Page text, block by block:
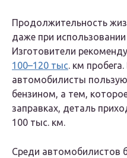
Продолжительность
даже при
Изготовители
100–120 тыс. км
автомобилисты
бензином, а тем,
заправках, деталь
100 тыс. км.
Среди автомобилистов